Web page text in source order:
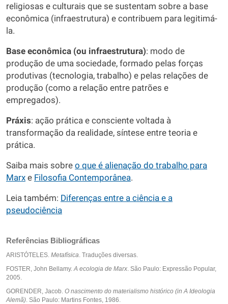
religiosas e culturais que se sustentam sobre a base
econômica (infraestrutura) e contribuem para legitimá-
la.
Base econômica (ou infraestrutura): modo de
produção de uma sociedade, formado pelas forças
produtivas (tecnologia, trabalho) e pelas relações de
produção (como a relação entre patrões e
empregados).
Práxis: ação prática e consciente voltada à
transformação da realidade, síntese entre teoria e
prática.
Saiba mais sobre o que é alienação do trabalho para
Marx e Filosofia Contemporânea.
Leia também: Diferenças entre a ciência e a
pseudociência
Referências Bibliográficas
ARISTÓTELES. Metafísica . Traduções diversas.
FOSTER, John Bellamy. A ecologia de Marx . São Paulo: Expressão Popular,
2005.
GORENDER, Jacob. O nascimento do materialismo histórico (in A Ideologia
Alemã) . São Paulo: Martins Fontes, 1986.